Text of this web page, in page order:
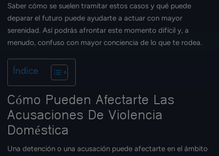
Saber cómo se suelen tramitar estos casos y qué puede
deparar el futuro puede ayudarte a actuar con mayor
serenidad. Así podrás afrontar este momento difícil y, a
menudo, confuso con mayor conciencia de lo que te rodea.
Índice
Cómo Pueden Afectarte Las
Acusaciones De Violencia
Doméstica
Una detención o una acusación puede afectarte en el ámbito